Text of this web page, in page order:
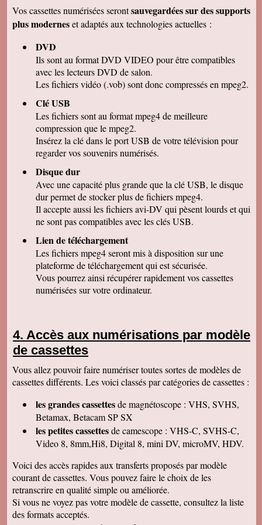
bonne qualité. Cordialement
Marcel G
numerisées. c'est vraiment un beau résultat.
René DR
Nous avons testé : tout semble bon et la
récupération sur Final Cut Pro X fonctionne.
Margot P
Studio très compétent, efficace, sympathique et
arrangeant à prix bon marché, je recommande
vivement !
Christian R
NOUS VENONS DE VISIONNER NOS FILMS
ET TENONS A VOUS REMERCIER POUR
VOTRE :
-ACCUEIL
-QUALITE DE TRAVAIL
-PROFESSIONNALISME
François M
C'est avec grand plaisir que j'ai revécu mon
passage professionnel à Séville, grace à votre
duplication VHS/USB recue ce matin.
Permettez moi de vous féliciter pour la qualité
de votre travail. Je ne manquerai pas de parler
de vous. Bonne soirée.
par votre société, j'ai décidé de vous confier les
miennes. Après avoir reçu ma commande, j'ai
été de nouveau bluffée par la qualité des
parlerai de vous si l'occasion se présente.
Cordialement.
Merci beaucoup et félicitations pour le suivi de
vos clients. Je ne manquerai pas de vous
contacter pour vous donner des nouvelles.
Cordialement
Chantal S
beau souvenir de mes parents merci beaucoup
tres cordialement
Jean V
Toutes mes felicitations. Tout est parfait :
accueil, suivi, traitement et résultat de mes
transferts de cassettes vhs. Merci merci ! A très
Vos cassettes numérisées serontsauvegardées sur des supports
plus moderneset adaptés aux technologies actuelles :
DVD
Ils sont au format DVD VIDEO pour être compatibles
avec les lecteurs DVD de salon.
Les fichiers vidéo (.vob) sont donc compressés en mpeg2.
Clé USB
Les fichiers sont au format mpeg4 de meilleure
compression que le mpeg2.
Insérez la clé dans le port USB de votre télévision pour
regarder vos souvenirs numérisés.
Disque dur
Avec une capacité plus grande que la clé USB, le disque
dur permet de stocker plus de fichiers mpeg4.
Il accepte aussi les fichiers avi-DV qui pèsent lourds et qui
ne sont pas compatibles avec les clés USB.
Lien de téléchargement
Les fichiers mpeg4 seront mis à disposition sur une
plateforme de téléchargement qui est sécurisée.
Vous pourrez ainsi récupérer rapidement vos cassettes
numérisées sur votre ordinateur.
Accès aux numérisations par modèle
de cassettes
Vous allez pouvoir faire numériser toutes sortes de modèles de
cassettes différents. Les voici classés par catégories de cassettes :
les grandes cassettesde magnétoscope : VHS, SVHS,
Betamax, Betacam SP SX
les petites cassettesde camescope : VHS-C, SVHS-C,
Video 8, 8mm,Hi8, Digital 8, mini DV, microMV, HDV.
Voici des accès rapides aux transferts proposés par modèle
courant de cassettes. Vous pouvez faire le choix de les
retranscrire en qualité simple ou améliorée.
Si vous ne voyez pas votre modèle de cassette, consultez la liste
des formats acceptés.